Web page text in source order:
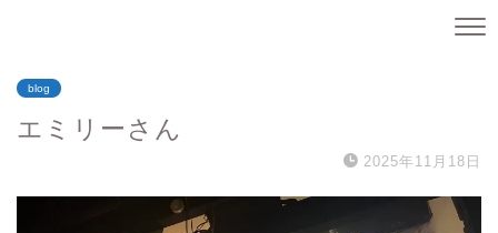
blog
エミリーさん
2025年11月18日